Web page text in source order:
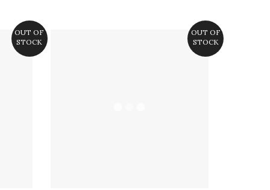
OUT OF
STOCK
OUT OF
STOCK